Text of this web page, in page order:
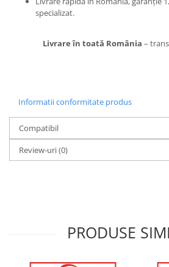
specializat.
Livrare în toată România –
Informatii conformitate produs
Compatibil
Review-uri(0)
PRODUSE